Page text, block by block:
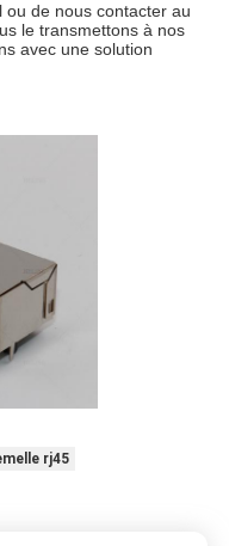
ou de nous contacter au
le transmettons à nos
avec une solution
rj45